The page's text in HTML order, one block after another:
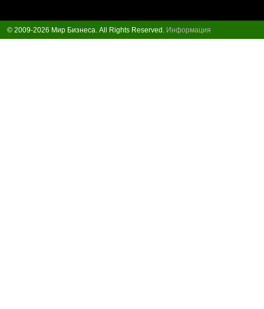
© 2009-2026 Мир Бизнеса. All Rights Reserved. Информация